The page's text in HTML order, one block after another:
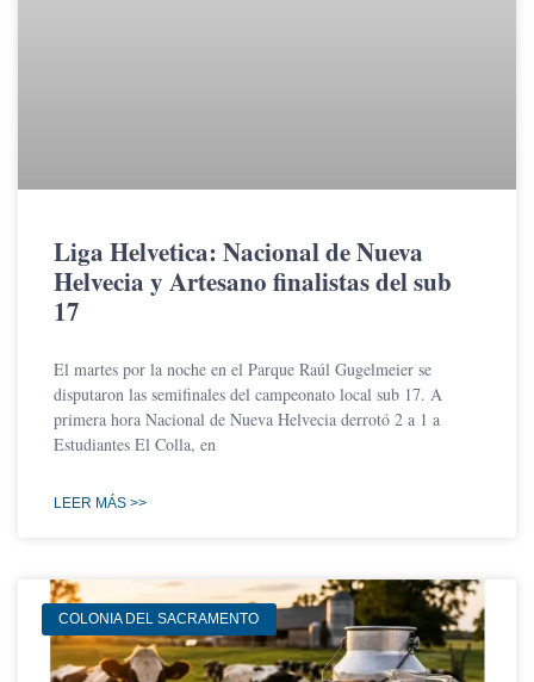
Liga Helvetica: Nacional de Nueva
Helvecia y Artesano finalistas del sub
17
El martes por la noche en el Parque Raúl Gugelmeier se
disputaron las semifinales del campeonato local sub 17. A
primera hora Nacional de Nueva Helvecia derrotó 2 a 1 a
Estudiantes El Colla, en
LEER MÁS >>
COLONIA DEL SACRAMENTO